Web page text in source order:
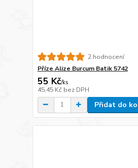
2 hodnocení
Příze Alize Burcum Batik 5742
55 Kč/ks
45,45 Kč bez DPH
Přidat do